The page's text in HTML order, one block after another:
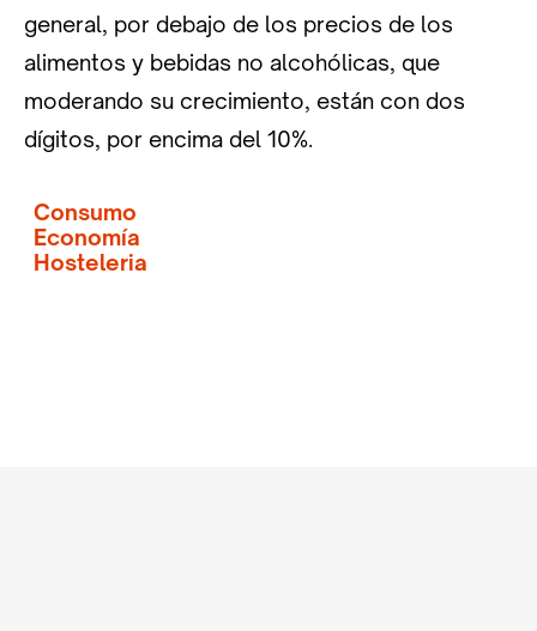
general, por debajo de los precios de los
alimentos y bebidas no alcohólicas, que
moderando su crecimiento, están con dos
dígitos, por encima del 10%.
Consumo
Economía
Hosteleria